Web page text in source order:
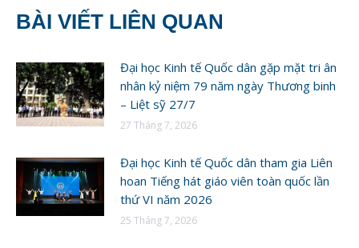
BÀI VIẾT LIÊN QUAN
Đại học Kinh tế Quốc dân gặp mặt tri ân
nhân kỷ niệm 79 năm ngày Thương binh
– Liệt sỹ 27/7
27 Tháng 7, 2026
Đại học Kinh tế Quốc dân tham gia Liên
hoan Tiếng hát giáo viên toàn quốc lần
thứ VI năm 2026
25 Tháng 7, 2026